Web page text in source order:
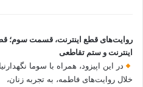
روایت‌های قطع اینترنت، قسمت سوم؛
اینترنت و ستم تقاطعی
در این اپیزود، همراه با سوما
خلال روایت‌های فاطمه، به تجربه زنان،